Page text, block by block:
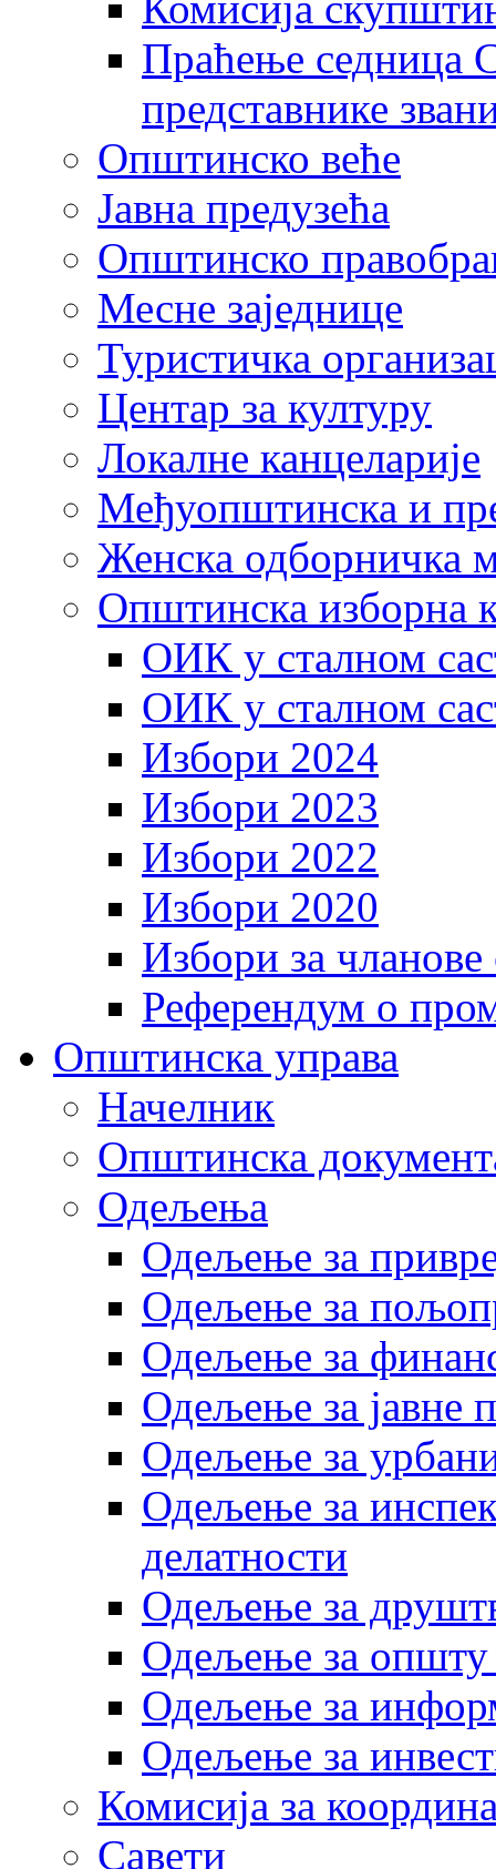
Праћење седница
представнике
Општинско веће
Јавна предузећа
Општинско
Месне заједнице
Туристичка
Центaр за културу
Локалне канцеларије
Међуопштинска и
Женска одборничка
Општинска изборна
ОИК у сталном
ОИК у сталном
Избори 2024
Избори 2023
Избори 2022
Избори 2020
Избори за
Референдум о
Општинска управа
Начелник
Општинска
Одељења
Одељење за
Одељење за
Одељење за
Одељење за јавне
Одељење за
Одељење за
делатности
Одељење за
Одељење за општу
Одељење за
Одељење за
Комисија за
Савети